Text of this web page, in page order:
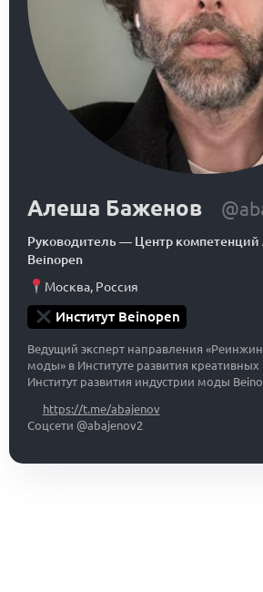
Алеша Баженов
Руководитель— Центр компетенций
Beinopen
Москва, Россия
Институт Beinopen
Ведущий эксперт направления
моды» в Институте развития
Институт развития индустрии моды
https://t.me/abajenov
Соцсети @abajenov2